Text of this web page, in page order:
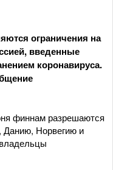
ограничения на
введенные
коронавируса.
финнам разрешаются
Данию, Норвегию и